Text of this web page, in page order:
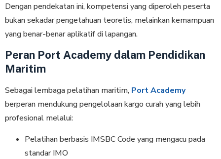
Dengan pendekatan ini, kompetensi yang diperoleh peserta
bukan sekadar pengetahuan teoretis, melainkan kemampuan
yang benar-benar aplikatif di lapangan.
Peran Port Academy dalam Pendidikan
Maritim
Sebagai lembaga pelatihan maritim, Port Academy
berperan mendukung pengelolaan kargo curah yang lebih
profesional melalui:
Pelatihan berbasis IMSBC Code yang mengacu pada
standar IMO